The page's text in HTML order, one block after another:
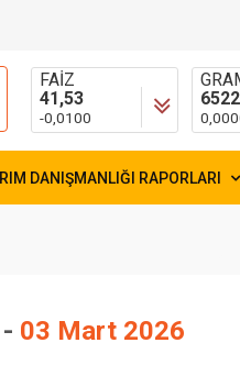
FAİZ
41,53
-0,0100
DANIŞMANLIĞI RAPORLARI
03 Mart 2026